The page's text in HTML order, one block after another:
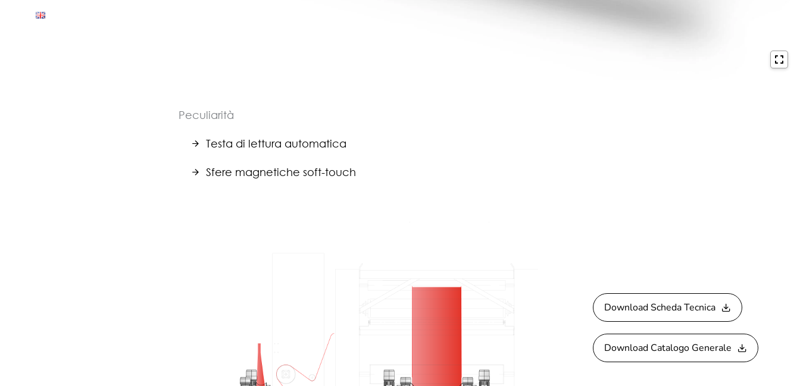
Peculiarità
Testa di lettura automatica
Sfere magnetiche soft-touch
Download Scheda Tecnica
Download Catalogo Generale